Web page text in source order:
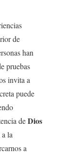
de
han
pruebas
invita a
puede
deDios
la
a